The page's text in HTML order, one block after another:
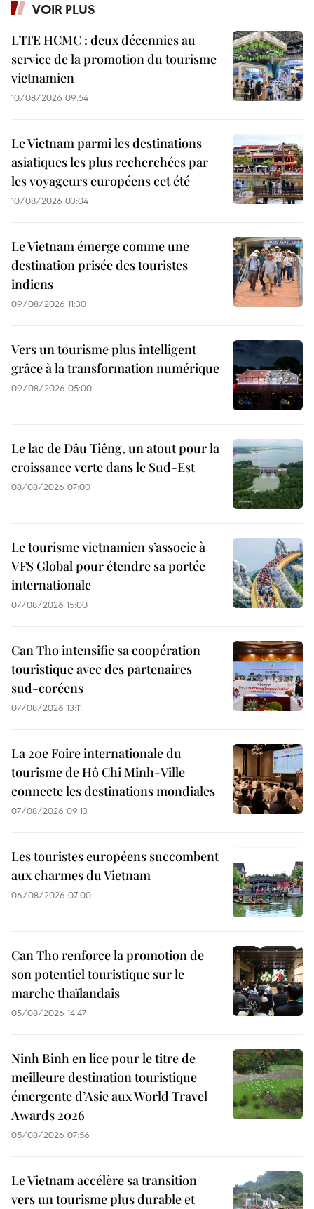
VOIR PLUS
L’ITE HCMC : deux décennies au
service de la promotion du tourisme
vietnamien
10/08/2026 09:54
Le Vietnam parmi les destinations
asiatiques les plus recherchées par
les voyageurs européens cet été
10/08/2026 03:04
Le Vietnam émerge comme une
destination prisée des touristes
indiens
09/08/2026 11:30
Vers un tourisme plus intelligent
grâce à la transformation numérique
09/08/2026 05:00
Le lac de Dâu Tiêng, un atout pour la
croissance verte dans le Sud-Est
08/08/2026 07:00
Le tourisme vietnamien s’associe à
VFS Global pour étendre sa portée
internationale
07/08/2026 15:00
Can Tho intensifie sa coopération
touristique avec des partenaires
sud-coréens
07/08/2026 13:11
La 20e Foire internationale du
tourisme de Hô Chi Minh-Ville
connecte les destinations mondiales
07/08/2026 09:13
Les touristes européens succombent
aux charmes du Vietnam
06/08/2026 07:00
Can Tho renforce la promotion de
son potentiel touristique sur le
marche thaïlandais
05/08/2026 14:47
Ninh Binh en lice pour le titre de
meilleure destination touristique
émergente d’Asie aux World Travel
Awards 2026
05/08/2026 07:56
Le Vietnam accélère sa transition
vers un tourisme plus durable et